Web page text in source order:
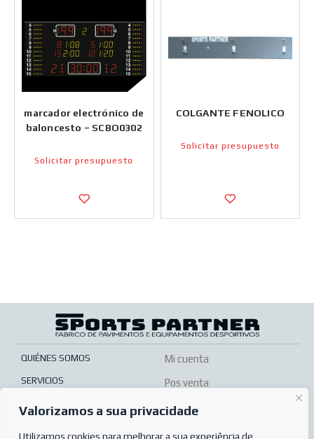
Valorizamos a sua privacidade
Utilizamos cookies para melhorar a sua experiência de
marcador electrónico de
baloncesto – SCBO0302
Solicitar presupuesto
COLGANTE FENOLICO
Solicitar presupuesto
QUIÉNES SOMOS
SERVICIOS
Mi cuenta
Pos venta
Condiciones de venta
Condiciones de pedido